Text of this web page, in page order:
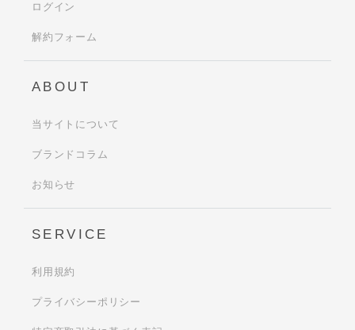
ログイン
解約フォーム
ABOUT
当サイトについて
ブランドコラム
お知らせ
SERVICE
利用規約
プライバシーポリシー